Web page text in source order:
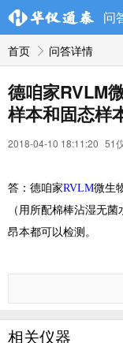
问
首页 问答详情
德咱家RVLM
样本和固态样
2018-04-10 18:11:20 51
答：德咱家RVLM微生
（用所配棉棒沾湿无
昂本都可以检测。
相关仪器